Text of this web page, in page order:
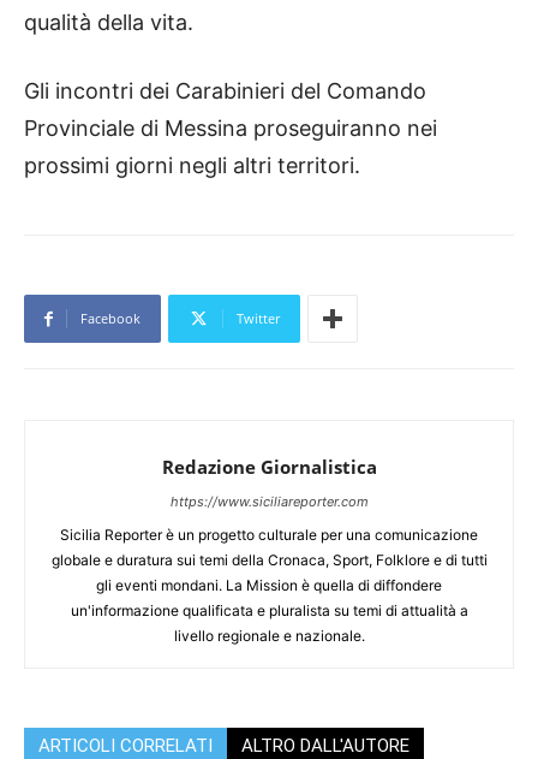
qualità della vita.
Gli incontri dei Carabinieri del Comando
Provinciale di Messina proseguiranno nei
prossimi giorni negli altri territori.
Facebook Twitter
Redazione Giornalistica
https://www.siciliareporter.com
Sicilia Reporter è un progetto culturale per una comunicazione
globale e duratura sui temi della Cronaca, Sport, Folklore e di tutti
gli eventi mondani. La Mission è quella di diffondere
un'informazione qualificata e pluralista su temi di attualità a
livello regionale e nazionale.
ARTICOLI CORRELATI ALTRO DALL'AUTORE